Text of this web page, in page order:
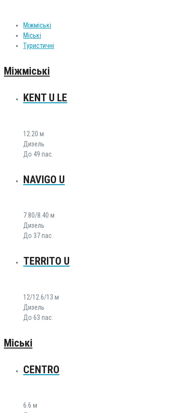
Міжміські
Міські
Туристичні
Міжміські
KENT U LE
12.20 м
Дизель
До 49 пас.
NAVIGO U
7.80/8.40 м
Дизель
До 37 пас.
TERRITO U
12/12.6/13 м
Дизель
До 63 пас.
Міські
CENTRO
6.6 м